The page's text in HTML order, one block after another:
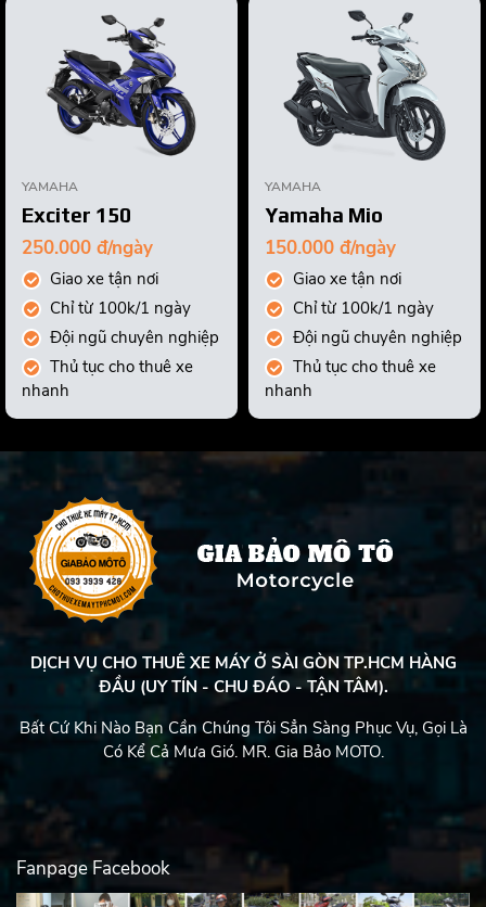
YAMAHA
Exciter 150
250.000 đ/ngày
Giao xe tận nơi
Chỉ từ 100k/1 ngày
Đội ngũ chuyên nghiệp
Thủ tục cho thuê xe
nhanh
YAMAHA
Yamaha Mio
150.000 đ/ngày
Giao xe tận nơi
Chỉ từ 100k/1 ngày
Đội ngũ chuyên nghiệp
Thủ tục cho thuê xe
nhanh
DỊCH VỤ CHO THUÊ XE MÁY Ở SÀI GÒN TP.HCM HÀNG
ĐẦU (UY TÍN - CHU ĐÁO - TẬN TÂM).
Bất Cứ Khi Nào Bạn Cần Chúng Tôi Sẳn Sàng Phục Vụ, Gọi Là
Có Kể Cả Mưa Gió. MR. Gia Bảo MOTO.
Fanpage Facebook